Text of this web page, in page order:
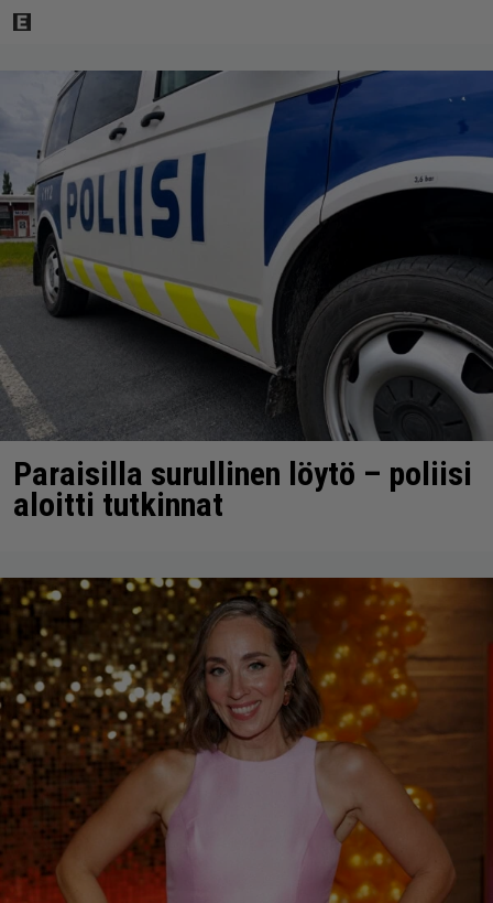
Paraisilla surullinen löytö – poliisi
aloitti tutkinnat